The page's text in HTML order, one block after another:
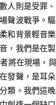
人則是受罪
聲波戰爭。
和背景輕音
，我們是在
將在現場，
發聲，是耳
類。我們這